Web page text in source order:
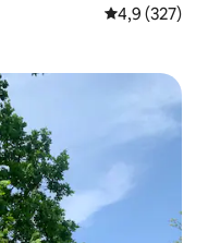
4,9 de uma
4,9 (327)